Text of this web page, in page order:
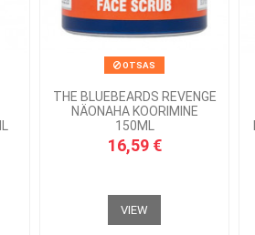
OTSAS
THE BLUEBEARDS REVENGE
NÄONAHA KOORIMINE
150ML
16,59 €
VIEW